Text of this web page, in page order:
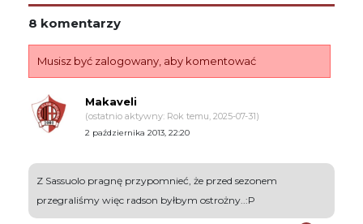
8 komentarzy
Musisz być zalogowany, aby komentować
Makaveli
(ostatnio aktywny: Rok temu, 2025-07-31)
2 października 2013, 22:20
Z Sassuolo pragnę przypomnieć, że przed sezonem
przegraliśmy więc radson byłbym ostrożny..:P